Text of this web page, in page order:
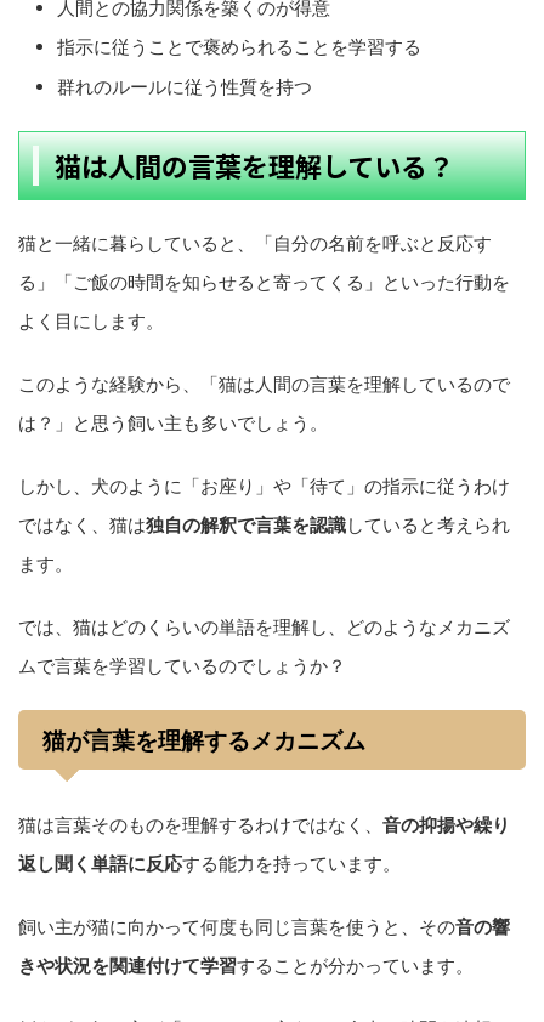
人間との協力関係を築くのが得意
指示に従うことで褒められることを学習する
群れのルールに従う性質を持つ
猫は人間の言葉を理解している？
猫と一緒に暮らしていると、「自分の名前を呼ぶと反応す
る」「ご飯の時間を知らせると寄ってくる」といった行動を
よく目にします。
このような経験から、「猫は人間の言葉を理解しているので
は？」と思う飼い主も多いでしょう。
しかし、犬のように「お座り」や「待て」の指示に従うわけ
ではなく、猫は独自の解釈で言葉を認識していると考えられ
ます。
では、猫はどのくらいの単語を理解し、どのようなメカニズ
ムで言葉を学習しているのでしょうか？
猫が言葉を理解するメカニズム
猫は言葉そのものを理解するわけではなく、 音の抑揚や繰り
返し聞く単語に反応する能力を持っています。
飼い主が猫に向かって何度も同じ言葉を使うと、その音の響
きや状況を関連付けて学習することが分かっています。